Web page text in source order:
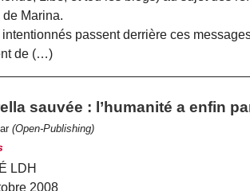
de Marina.
passent derrière ces
de (…)
sauvée : l’humanité a enfin
(Open-Publishing)
LDH
2008